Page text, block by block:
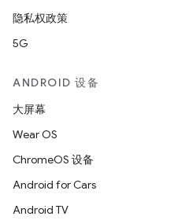
隐私权政策
5G
ANDROID 设备
大屏幕
Wear OS
ChromeOS 设备
Android for Cars
Android TV